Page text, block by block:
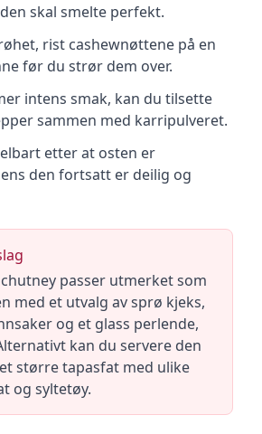
skal smelte perfekt.
rist cashewnøttene på en
før du strør dem over.
intens smak, kan du tilsette
sammen med karripulveret.
etter at osten er
den fortsatt er deilig og
passer utmerket som
med et utvalg av sprø kjeks,
og et glass perlende,
kan du servere den
større tapasfat med ulike
og syltetøy.